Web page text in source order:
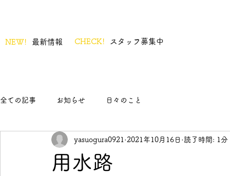
NEW! 最新情報 CHECK! スタッフ募集中
全ての記事 お知らせ 日々のこと
用水路
yasuogura0921 2021年10月16日 読了時間: 1分